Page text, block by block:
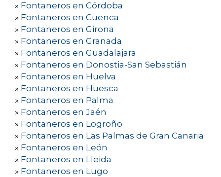
» Fontaneros en Córdoba
» Fontaneros en Cuenca
» Fontaneros en Girona
» Fontaneros en Granada
» Fontaneros en Guadalajara
» Fontaneros en Donostia-San Sebastián
» Fontaneros en Huelva
» Fontaneros en Huesca
» Fontaneros en Palma
» Fontaneros en Jaén
» Fontaneros en Logroño
» Fontaneros en Las Palmas de Gran Canaria
» Fontaneros en León
» Fontaneros en Lleida
» Fontaneros en Lugo